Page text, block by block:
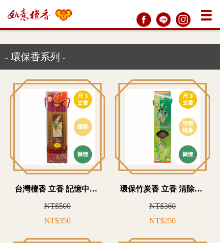
- 環保香系列 -
台灣檀香 立香 記憶中的拜拜香氣 微煙環保香
NT$500
NT$350
環保竹炭香 立香 清除空間異味 選用竹炭 備長炭
NT$360
NT$250